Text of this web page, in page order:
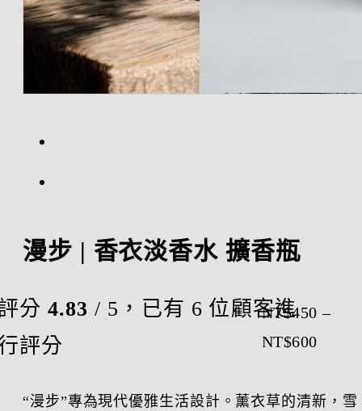
漫步 | 香衣淡香水 擴香瓶
分 4.83 / 5，已有 6 位顧客進
評分
NT$450 –
NT$600價
範
“漫步”專為現代優雅生活設計。薰衣草的清新，雪